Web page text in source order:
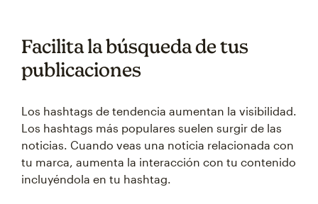
Facilita la búsqueda de tus
publicaciones
Los hashtags de tendencia aumentan la visibilidad.
Los hashtags más populares suelen surgir de las
noticias. Cuando veas una noticia relacionada con
tu marca, aumenta la interacción con tu contenido
incluyéndola en tu hashtag.